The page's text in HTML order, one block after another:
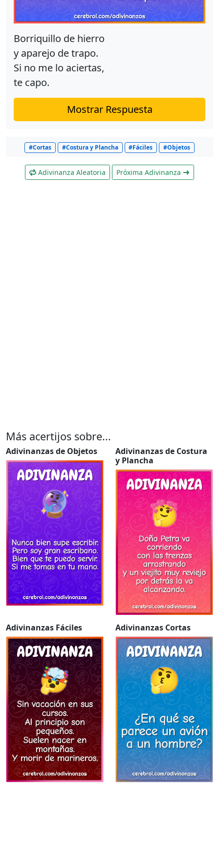
Borriquillo de hierro
y aparejo de trapo.
Si no me lo aciertas,
te capo.
Mostrar Respuesta
#Cortas #Costura y Plancha #Fáciles #Objetos
Adivinanza Aleatoria Próxima Adivinanza
Más acertijos sobre...
Adivinanzas de Objetos
Adivinanzas de Costura
y Plancha
Adivinanzas Fáciles Adivinanzas Cortas